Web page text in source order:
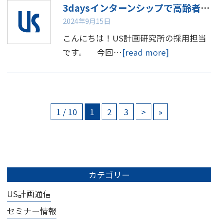
3daysインターンシップで高齢者体験してみませんか
2024年9月15日
こんにちは！US計画研究所の採用担当
です。 今回…[read more]
1 / 10 1 2 3 > »
カテゴリー
US計画通信
セミナー情報